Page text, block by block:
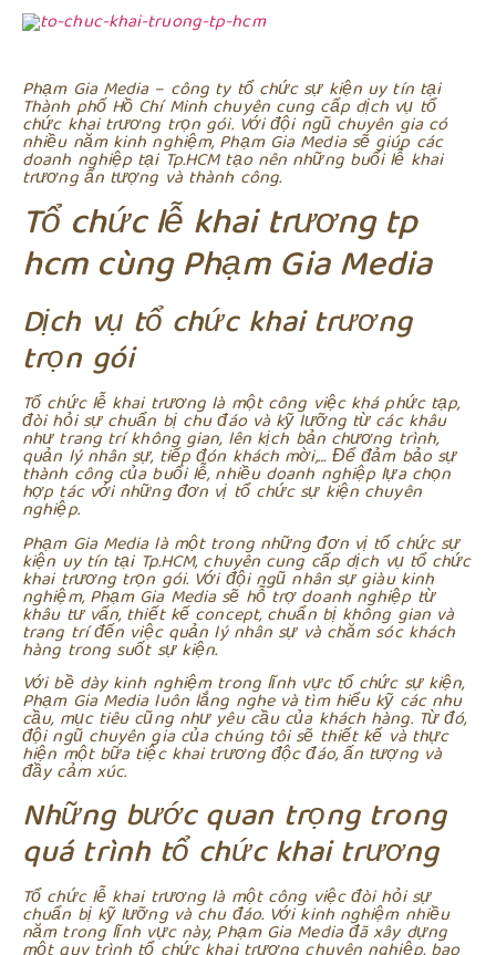
Phạm Gia Media – công ty tổ chức sự kiện uy tín tại
Thành phố Hồ Chí Minh chuyên cung cấp dịch vụ tổ
chức khai trương trọn gói. Với đội ngũ chuyên gia có
nhiều năm kinh nghiệm, Phạm Gia Media sẽ giúp các
doanh nghiệp tại Tp.HCM tạo nên những buổi lễ khai
trương ấn tượng và thành công.
Tổ chức lễ khai trương tp
hcm cùng Phạm Gia Media
Dịch vụ tổ chức khai trương
trọn gói
Tổ chức lễ khai trương là một công việc khá phức tạp,
đòi hỏi sự chuẩn bị chu đáo và kỹ lưỡng từ các khâu
như trang trí không gian, lên kịch bản chương trình,
quản lý nhân sự, tiếp đón khách mời,… Để đảm bảo sự
thành công của buổi lễ, nhiều doanh nghiệp lựa chọn
hợp tác với những đơn vị tổ chức sự kiện chuyên
nghiệp.
Phạm Gia Media là một trong những đơn vị tổ chức sự
kiện uy tín tại Tp.HCM, chuyên cung cấp dịch vụ tổ chức
khai trương trọn gói. Với đội ngũ nhân sự giàu kinh
nghiệm, Phạm Gia Media sẽ hỗ trợ doanh nghiệp từ
khâu tư vấn, thiết kế concept, chuẩn bị không gian và
trang trí đến việc quản lý nhân sự và chăm sóc khách
hàng trong suốt sự kiện.
Với bề dày kinh nghiệm trong lĩnh vực tổ chức sự kiện,
Phạm Gia Media luôn lắng nghe và tìm hiểu kỹ các nhu
cầu, mục tiêu cũng như yêu cầu của khách hàng. Từ đó,
đội ngũ chuyên gia của chúng tôi sẽ thiết kế và thực
hiện một bữa tiệc khai trương độc đáo, ấn tượng và
đầy cảm xúc.
Những bước quan trọng trong
quá trình tổ chức khai trương
Tổ chức lễ khai trương là một công việc đòi hỏi sự
chuẩn bị kỹ lưỡng và chu đáo. Với kinh nghiệm nhiều
năm trong lĩnh vực này, Phạm Gia Media đã xây dựng